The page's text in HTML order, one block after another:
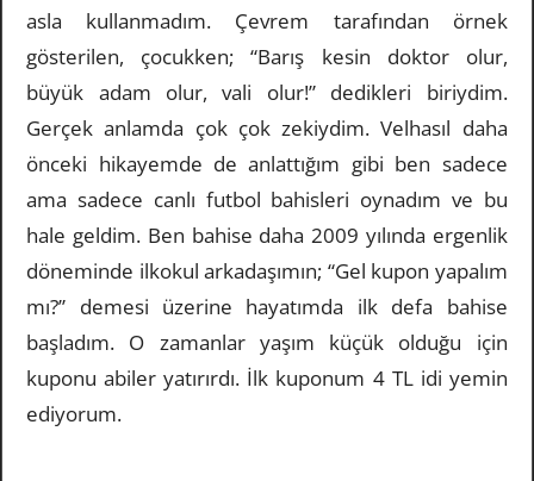
asla kullanmadım. Çevrem tarafından örnek
gösterilen, çocukken; “Barış kesin doktor olur,
büyük adam olur, vali olur!” dedikleri biriydim.
Gerçek anlamda çok çok zekiydim. Velhasıl daha
önceki hikayemde de anlattığım gibi ben sadece
ama sadece canlı futbol bahisleri oynadım ve bu
hale geldim. Ben bahise daha 2009 yılında ergenlik
döneminde ilkokul arkadaşımın; “Gel kupon yapalım
mı?” demesi üzerine hayatımda ilk defa bahise
başladım. O zamanlar yaşım küçük olduğu için
kuponu abiler yatırırdı. İlk kuponum 4 TL idi yemin
ediyorum.